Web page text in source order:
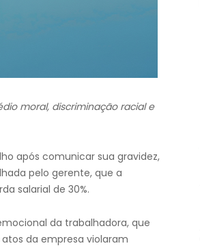
moral, discriminação racial e
após comunicar sua gravidez,
pelo gerente, que a
salarial de 30%.
da trabalhadora, que
da empresa violaram